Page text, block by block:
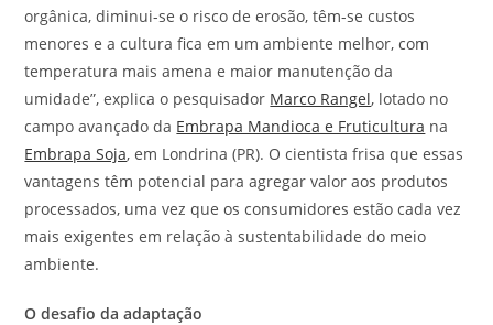
orgânica, diminui-se o risco de erosão, têm-se custos
menores e a cultura fica em um ambiente melhor, com
temperatura mais amena e maior manutenção da
umidade”, explica o pesquisador Marco Rangel, lotado no
campo avançado da Embrapa Mandioca e Fruticultura na
Embrapa Soja, em Londrina (PR). O cientista frisa que essas
vantagens têm potencial para agregar valor aos produtos
processados, uma vez que os consumidores estão cada vez
mais exigentes em relação à sustentabilidade do meio
ambiente.
O desafio da adaptação